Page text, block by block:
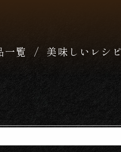
一覧 美味しいレシピ